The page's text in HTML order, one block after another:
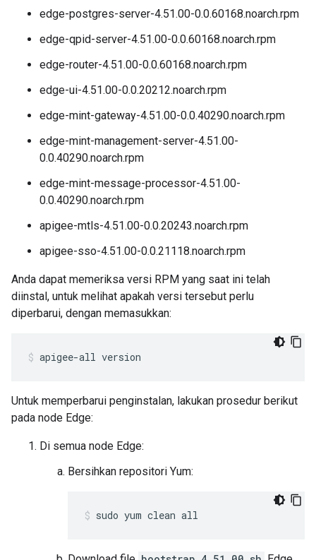
edge-postgres-server-4.51.00-0.0.60168.noarch.rpm
edge-qpid-server-4.51.00-0.0.60168.noarch.rpm
edge-router-4.51.00-0.0.60168.noarch.rpm
edge-ui-4.51.00-0.0.20212.noarch.rpm
edge-mint-gateway-4.51.00-0.0.40290.noarch.rpm
edge-mint-management-server-4.51.00-
0.0.40290.noarch.rpm
edge-mint-message-processor-4.51.00-
0.0.40290.noarch.rpm
apigee-mtls-4.51.00-0.0.20243.noarch.rpm
apigee-sso-4.51.00-0.0.21118.noarch.rpm
Anda dapat memeriksa versi RPM yang saat ini telah
diinstal, untuk melihat apakah versi tersebut perlu
diperbarui, dengan memasukkan:
apigee-all version
Untuk memperbarui penginstalan, lakukan prosedur berikut
pada node Edge:
Di semua node Edge:
Bersihkan repositori Yum:
sudo yum clean all